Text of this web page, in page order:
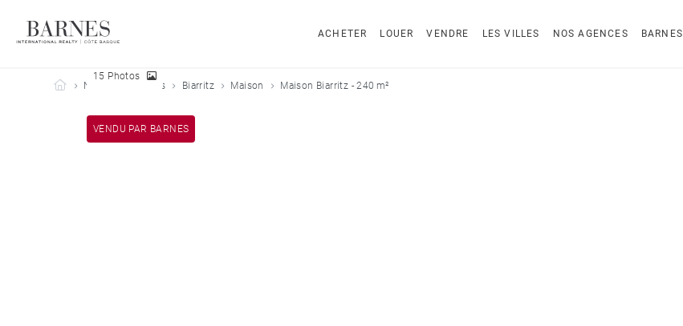
ACHETER LOUER VENDRE LES VILLES NOS AGENCES BARNES
Barnes Côte Basque
Nos biens vendus Biarritz Maison Maison Biarritz - 240 m²
VENDU PAR BARNES
15 Photos